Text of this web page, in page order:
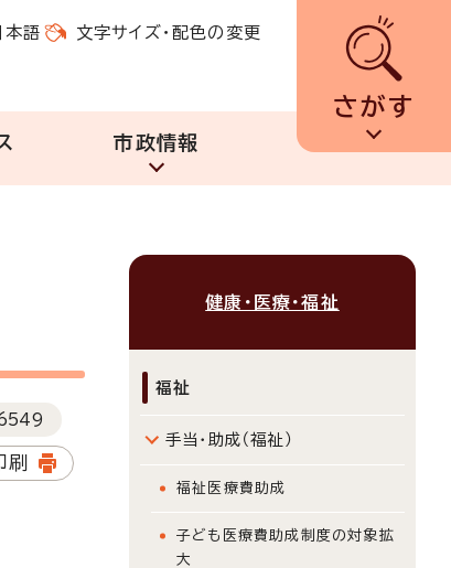
本語 文字サイズ・配色の変更
さがす
市政情報
刷
健康・医療・福祉
福祉
手当・助成（福祉）
福祉医療費助成
子ども医療費助成制度の対象拡
大